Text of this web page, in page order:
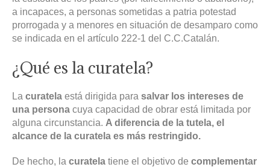
a incapaces, a personas sometidas a patria potestad
prorrogada y a menores en situación de desamparo como
se indicada en el artículo 222-1 del C.C.Catalán.
¿Qué es la curatela?
La curatela está dirigida para salvar los intereses de
una persona cuya capacidad de obrar está limitada por
alguna circunstancia. A diferencia de la tutela, el
alcance de la curatela es más restringido.
De hecho, la curatela tiene el objetivo de complementar